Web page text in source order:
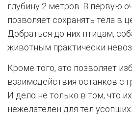
глубину 2 метров. В первую
позволяет сохранять тела в
Добраться до них птицам,
животным практически
Кроме того, это позволяет
взаимодействия останков с
И дело не только в том, что
нежелателен для тел